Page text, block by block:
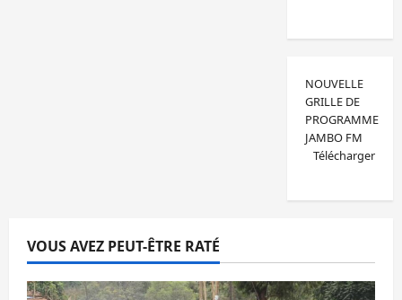
NOUVELLE
GRILLE DE
PROGRAMME
JAMBO FM
Télécharger
VOUS AVEZ PEUT-ÊTRE RATÉ